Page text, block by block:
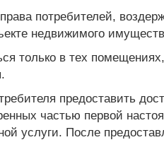
потребителей,
недвижимого
только в тех
предоставить
частью первой
услуги. После